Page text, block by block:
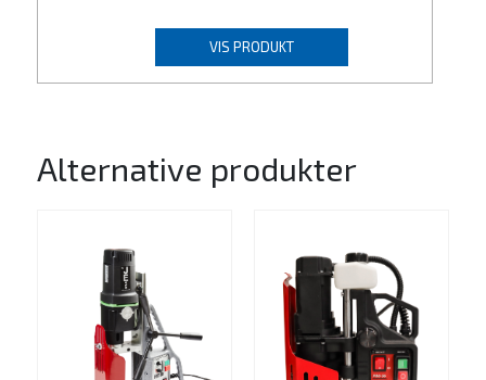
VIS PRODUKT
Alternative produkter